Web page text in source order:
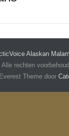
Alaskan
Alle rechten
Theme door